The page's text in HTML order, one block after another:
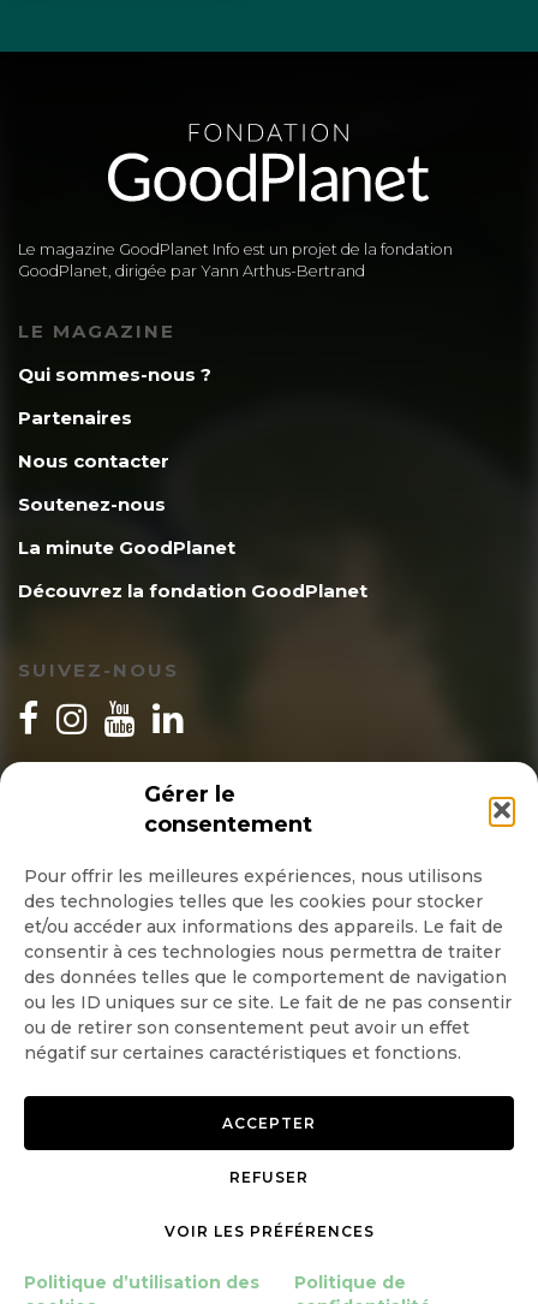
Gérer le
consentement
Pour offrir les meilleures expériences, nous utilisons
des technologies telles que les cookies pour stocker
et/ou accéder aux informations des appareils. Le fait de
consentir à ces technologies nous permettra de traiter
des données telles que le comportement de navigation
ou les ID uniques sur ce site. Le fait de ne pas consentir
ou de retirer son consentement peut avoir un effet
négatif sur certaines caractéristiques et fonctions.
ACCEPTER
REFUSER
VOIR LES PRÉFÉRENCES
Politique d’utilisation des
Politique de
Le magazine GoodPlanet Info est un projet de la fondation
GoodPlanet, dirigée par Yann Arthus-Bertrand
LE MAGAZINE
Qui sommes-nous ?
Partenaires
Nous contacter
Soutenez-nous
La minute GoodPlanet
Découvrez la fondation GoodPlanet
SUIVEZ-NOUS
INSCRIPTION NEWSLETTER
Quotidienne
Hebdo
OK
Politique de confidentialité